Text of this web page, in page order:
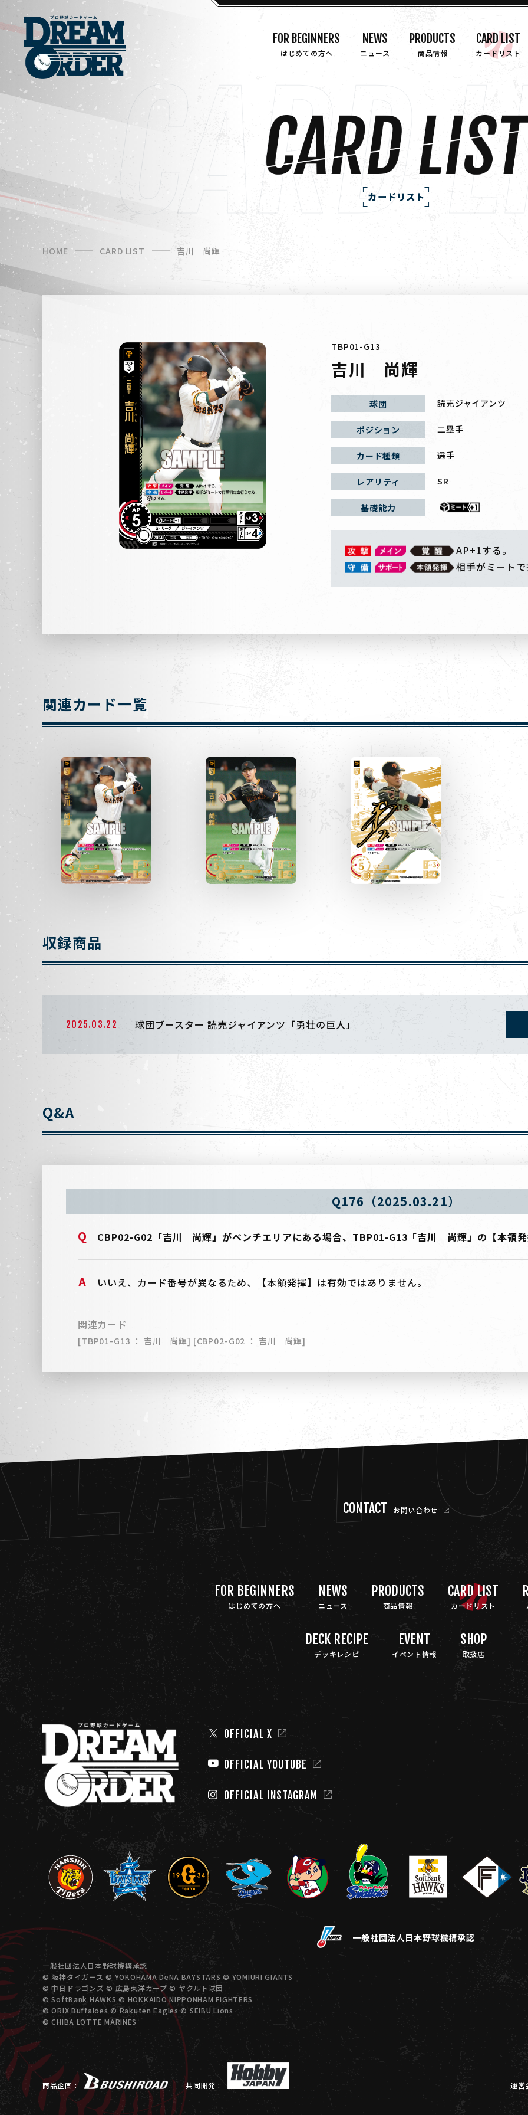
FOR BEGINNERS
はじめての方へ
NEWS
ニュース
PRODUCTS
商品情報
CARD LIST
カードリスト
カードリスト
HOME CARD LIST 吉川 尚輝
TBP01-G13
吉川 尚輝
球団 読売ジャイアンツ
ポジション 二塁手
カード種類 選手
レアリティ SR
基礎能力
AP+1する。
相手がミート
関連カード一覧
収録商品
2025.03.22 球団ブースター 読売ジャイアンツ「勇壮の巨人」
Q&A
Q176（2025.03.21）
CBP02-G02「吉川 尚輝」がベンチエリアにある場合、TBP01-G13「吉川 尚輝」の【本領
いいえ、カード番号が異なるため、【本領発揮】は有効ではありません。
関連カード
[TBP01-G13 ： 吉川 尚輝] [CBP02-G02 ： 吉川 尚輝]
CONTACT お問い合わせ
FOR BEGINNERS
はじめての方へ
NEWS
ニュース
PRODUCTS
商品情報
CARD LIST
カードリスト
DECK RECIPE
デッキレシピ
EVENT
イベント情報
SHOP
取扱店
OFFICIAL X
OFFICIAL YOUTUBE
OFFICIAL INSTAGRAM
一般社団法人日本野球機構承認
一般社団法人日本野球機構承認
© 阪神タイガース © YOKOHAMA DeNA BAYSTARS © YOMIURI GIANTS
© 中日ドラゴンズ © 広島東洋カープ © ヤクルト球団
© SoftBank HAWKS © HOKKAIDO NIPPONHAM FIGHTERS
© ORIX Buffaloes © Rakuten Eagles © SEIBU Lions
© CHIBA LOTTE MARINES
商品企画 : 共同開発 : 運営